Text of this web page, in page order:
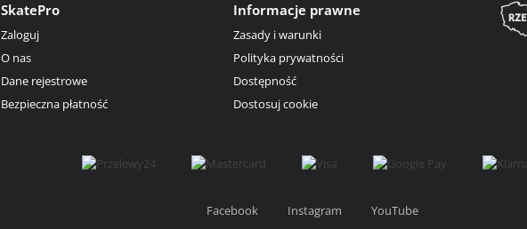
SkatePro
Zaloguj
O nas
Dane rejestrowe
Bezpieczna płatność
Informacje prawne
Zasady i warunki
Polityka prywatności
Dostępność
Dostosuj cookie
Facebook Instagram YouTube